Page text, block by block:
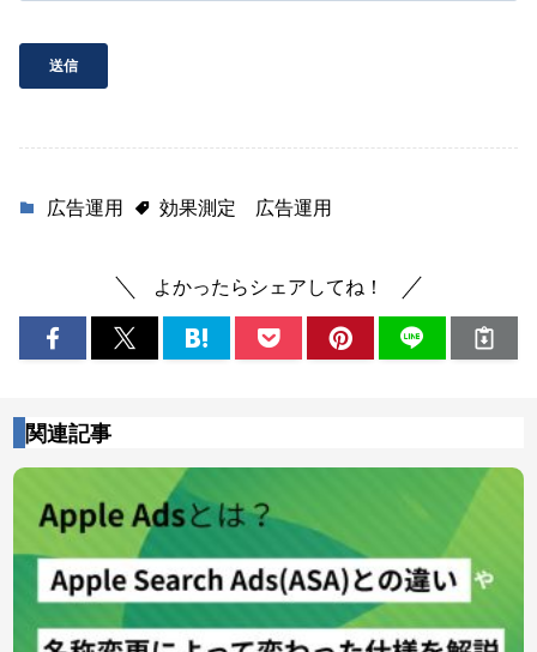
広告運用 効果測定 広告運用
よかったらシェアしてね！
関連記事